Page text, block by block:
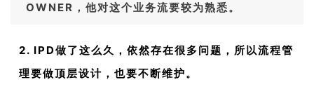
OWNER，他对这个业务流要较为熟悉。
2. IPD做了这么久，依然存在很多问题，所以流程管
理要做顶层设计，也要不断维护。